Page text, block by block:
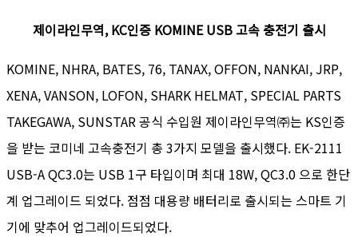
제이라인무역, KC인증 KOMINE USB 고속 충전기 출시
KOMINE, NHRA, BATES, 76, TANAX, OFFON, NANKAI, JRP,
XENA, VANSON, LOFON, SHARK HELMAT, SPECIAL PARTS
TAKEGAWA, SUNSTAR 공식 수입원 제이라인무역㈜는 KS인증
을 받는 코미네 고속충전기 총 3가지 모델을 출시했다. EK-2111
USB-A QC3.0는 USB 1구 타입이며 최대 18W, QC3.0 으로 한단
계 업그레이드 되었다. 점점 대용량 배터리로 출시되는 스마트 기
기에 맞추어 업그레이드되었다.